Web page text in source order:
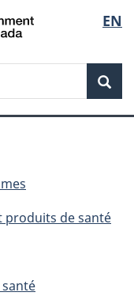
de
la
EN
produits de santé